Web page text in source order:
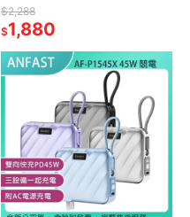
璃氣炸鍋(樂透鍋)
$2,288
$1,880